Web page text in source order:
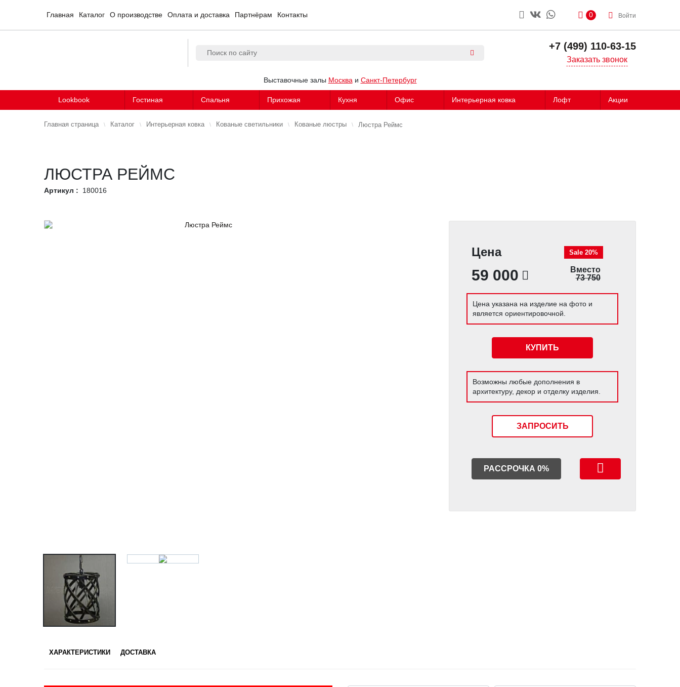
Главная Каталог О производстве Оплата и доставка Партнёрам Контакты 0 Войти
+7 (499) 110-63-15
Заказать звонок
Выставочные залы Москва и Санкт-Петербург
Lookbook Гостиная Спальня Прихожая Кухня Офис Интерьерная ковка Лофт Акции
Главная страница Каталог Интерьерная ковка Кованые светильники Кованые люстры Люстра Реймс
ЛЮСТРА РЕЙМС
Артикул : 180016
Цена
59 000
Sale 20%
Вместо
73 750
Цена указана на изделие на фото и
является ориентировочной.
КУПИТЬ
Возможны любые дополнения в
архитектуру, декор и отделку изделия.
ЗАПРОСИТЬ
РАССРОЧКА 0%
ХАРАКТЕРИСТИКИ ДОСТАВКА